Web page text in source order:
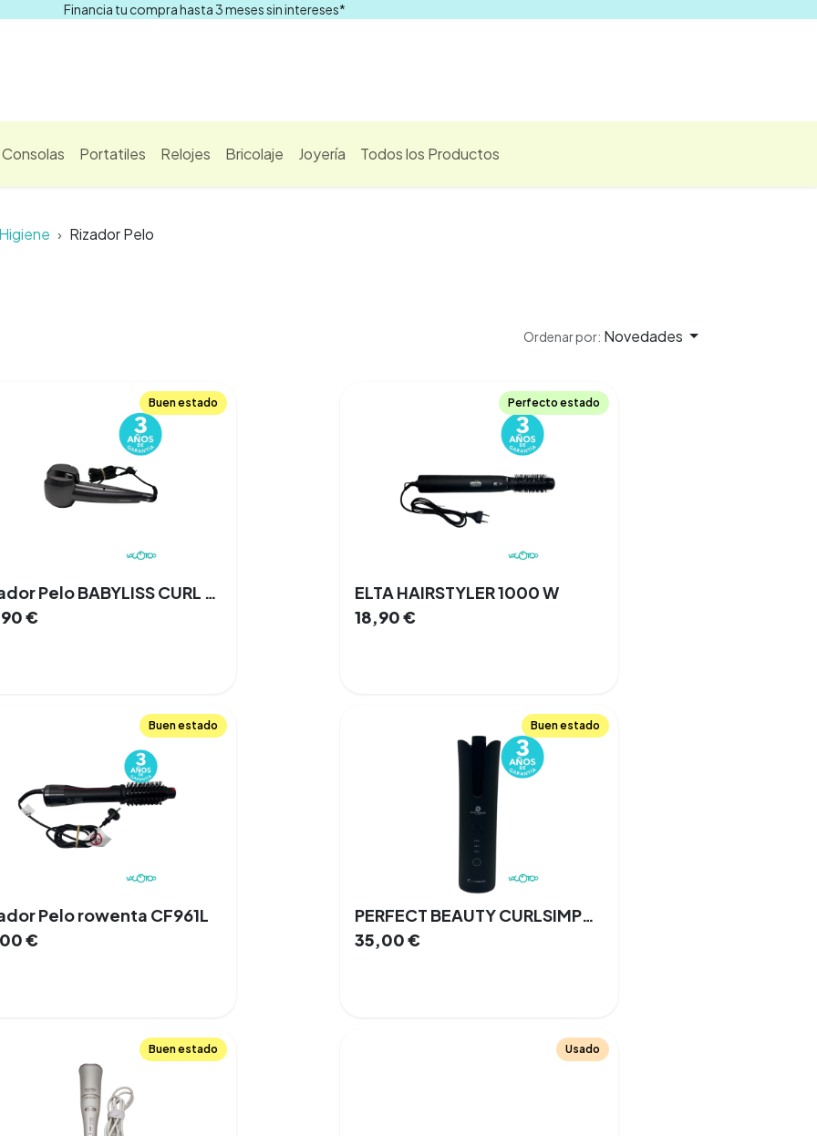
Financia tu compra hasta 3 meses sin intereses*
Consolas Portatiles Relojes Bricolaje Joyería Todos los Productos
Rizador Pelo
Ordenar por: Novedades
Buen estado
Rizador Pelo BABYLISS CURL SECRET 25 W
€
Perfecto estado
ELTA HAIRSTYLER 1000 W
18,90€
Buen estado
Pelo rowenta CF961L
€
Buen estado
PERFECT BEAUTY CURLSIMPULSE
35,00€
Buen estado Usado